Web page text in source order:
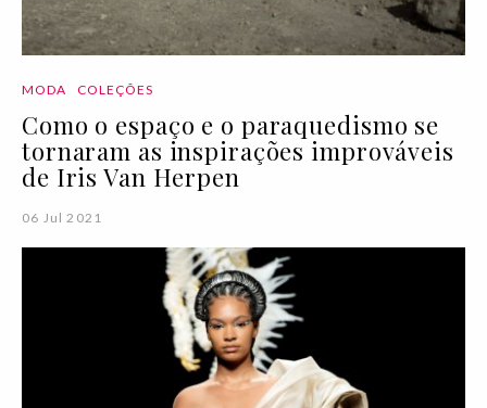
MODA COLEÇÕES
Como o espaço e o paraquedismo se
tornaram as inspirações improváveis
de Iris Van Herpen
06 Jul 2021